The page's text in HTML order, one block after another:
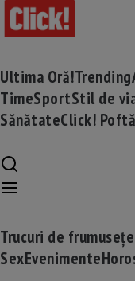
Ultima Oră!Trending
TimeSportStil de
SănătateClick!
Trucuri de frumusețe
SexEvenimente